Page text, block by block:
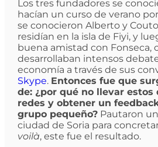
Los tres fundadores se
hacían un curso de verano
se conocieron Alberto y
residían en la isla de Fiyi, y
buena amistad con Fonseca,
desarrollaban intensos
economía a través de sus
Skype. Entonces fue que
de: ¿por qué no llevar estos
redes y obtener un
grupo pequeño?Pautaron
ciudad de Soria para
voilà, este fue el resultado.